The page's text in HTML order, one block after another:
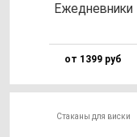
Ежед­нев­ни­ки
от 1399 руб
Стаканы для виски